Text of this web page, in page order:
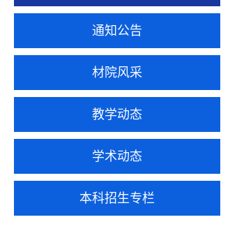
通知公告
材院风采
教学动态
学术动态
本科招生专栏